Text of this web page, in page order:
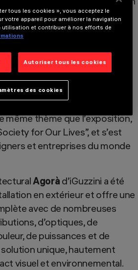
mondiale le prix de design
du Compasso d’Oro a un
et est consacrée à un aspect
du design mondial :
en collaboration avec le
pour l’Italie à l’Expo 2025
même thème que l’exposition,
for Our Lives”, et s’est
et entreprises du monde
Agorà d’iGuzzini a été
en extérieur et offre une
avec de nombreuses
d’optiques, de
de puissances et de
unique, hautement
visuel et environnemental.
tous les cookies », vous acceptez le
votre appareil pour améliorer la navigation
utilisation et contribuer à nos efforts de
Autoriser tous les cookies
des cookies